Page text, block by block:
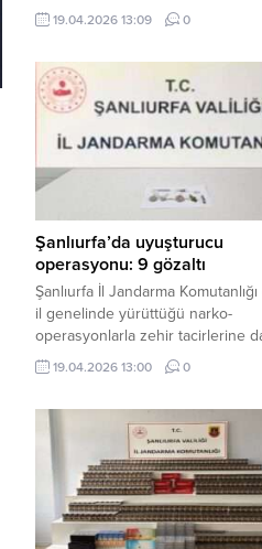
Bozova ilçesinde bir ikamete
düzenledi. Yapılan aramada çok
mühimmat ele geçirildi. Haber
Şanlıurfa Valiliği İl Basın ve
Müdürlüğü tarafından yapılan
göre; 17 Nisan...
19.04.2026 13:09 0
Şanlıurfa’da uyuşturucu
operasyonu: 9 gözaltı
Şanlıurfa İl Jandarma
il genelinde yürüttüğü narko-
operasyonlarla zehir tacirlerine
indirdi. Üç ilçede eş zamanlı
gerçekleştirilen faaliyetlerde çeşitli
şüpheli hakkında adli işlem
Haber Merkezi – Şanlıurfa Valiliği
ve Halkla İlişkiler
açıklamaya göre, İl Jandarma
tarafından “Narkotik Suçlarla...
19.04.2026 13:00 0